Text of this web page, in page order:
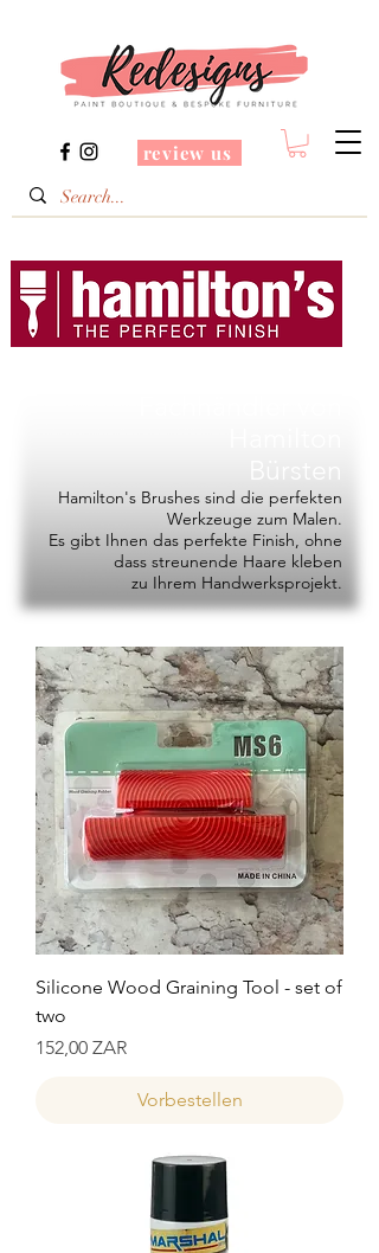
review us
Hamilton's Brushes sind die perfekten
Werkzeuge zum Malen.
Es gibt Ihnen das perfekte Finish, ohne
dass streunende Haare kleben
zu Ihrem Handwerksprojekt.
Silicone Wood Graining Tool - set of
two
Preis
152,00 ZAR
Vorbestellen